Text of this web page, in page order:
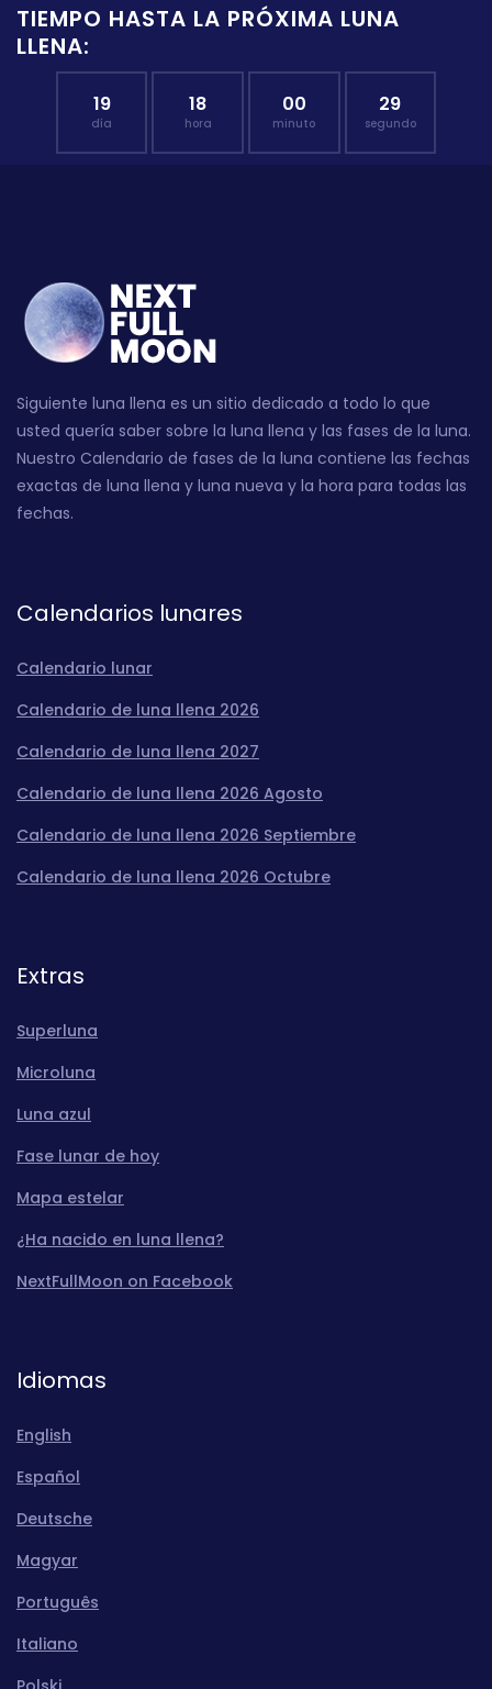
TIEMPO HASTA LA PRÓXIMA LUNA
LLENA:
19
día
18
hora
00
minuto
29
segundo
Siguiente luna llena es un sitio dedicado a todo lo que
usted quería saber sobre la luna llena y las fases de la luna.
Nuestro Calendario de fases de la luna contiene las fechas
exactas de luna llena y luna nueva y la hora para todas las
fechas.
Calendarios lunares
Calendario lunar
Calendario de luna llena 2026
Calendario de luna llena 2027
Calendario de luna llena 2026 Agosto
Calendario de luna llena 2026 Septiembre
Calendario de luna llena 2026 Octubre
Extras
Superluna
Microluna
Luna azul
Fase lunar de hoy
Mapa estelar
¿Ha nacido en luna llena?
NextFullMoon on Facebook
Idiomas
English
Español
Deutsche
Magyar
Português
Italiano